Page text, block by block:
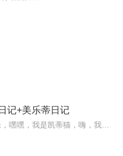
记+美乐蒂日记